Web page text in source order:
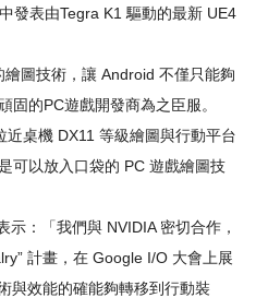
發表由Tegra K1 驅動的最新 UE4
圖技術，讓 Android 不僅只能夠
固的PC遊戲開發商為之臣服。
桌機 DX11 等級繪圖與行動平台
可以放入口袋的 PC 遊戲繪圖技
：「我們與 NVIDIA 密切合作，
計畫，在 Google I/O 大會上展
與效能的確能夠轉移到行動裝